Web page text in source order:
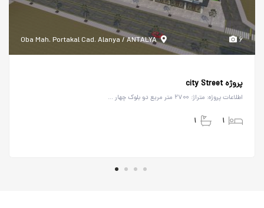
Oba Mah. Portakal Cad. Alanya / ANTALYA ۶
پروژه city Street
اطلاعات پروژه: متراژ: ۲۷۰۰ متر مربع دو بلوک چهار ...
۱ ۱